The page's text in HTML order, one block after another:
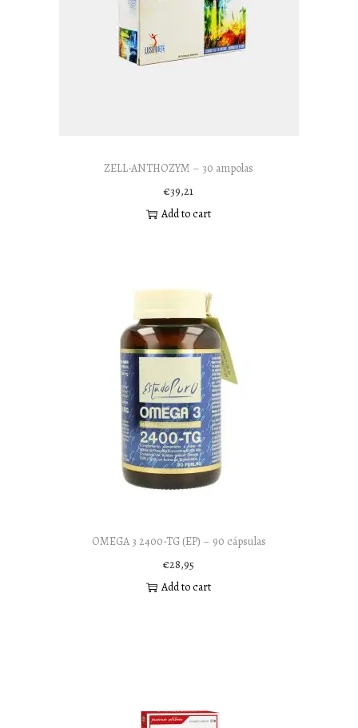
ZELL-ANTHOZYM – 30 ampolas
€39,21
Add to cart
OMEGA 3 2400-TG (EP) – 90 cápsulas
€28,95
Add to cart